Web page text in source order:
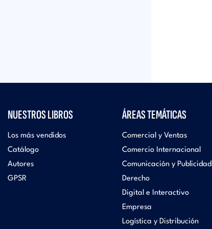
NUESTROS LIBROS
Los más vendidos
Catálogo
Autores
GPSR
ÁREAS TEMÁTICAS
Comercial y Ventas
Comercio Internacional
Comunicación y Publicidad
Derecho
Digital e Interactivo
Empresa
Logística y Distribución